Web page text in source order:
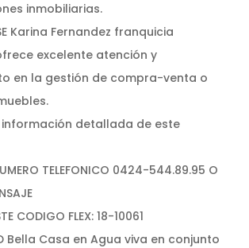
inmobiliarias.
Karina Fernandez franquicia
excelente atención y
en la gestión de compra-venta o
detallada de este
TELEFONICO 0424-544.89.95 O
CODIGO FLEX: 18-10061
Bella Casa en Agua viva en conjunto